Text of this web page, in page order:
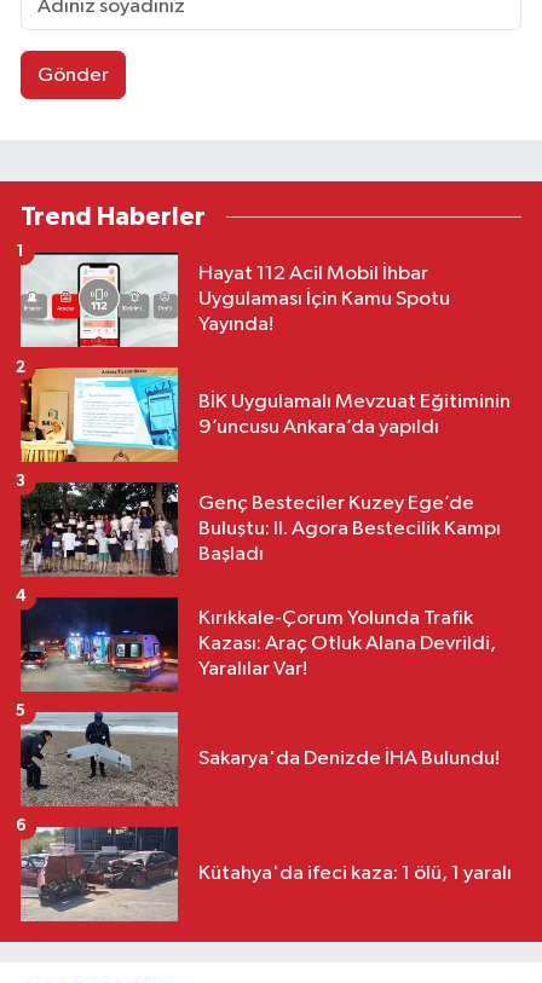
Gönder
Trend Haberler
Hayat 112 Acil Mobil İhbar
Uygulaması İçin Kamu Spotu
Yayında!
1
BİK Uygulamalı Mevzuat Eğitiminin
9’uncusu Ankara’da yapıldı
2
Genç Besteciler Kuzey Ege’de
Buluştu: II. Agora Bestecilik Kampı
Başladı
3
Kırıkkale-Çorum Yolunda Trafik
Kazası: Araç Otluk Alana Devrildi,
Yaralılar Var!
4
Sakarya'da Denizde İHA Bulundu!
5
Kütahya'da ifeci kaza: 1 ölü, 1 yaralı
6